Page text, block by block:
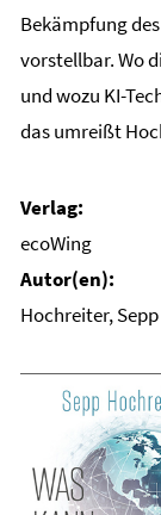
Was kann
Intelligenz?
Bekämpfung
vorstellbar. Wo
und wozu KI-
das umreißt
Hochreiter, Sepp
ecoWing